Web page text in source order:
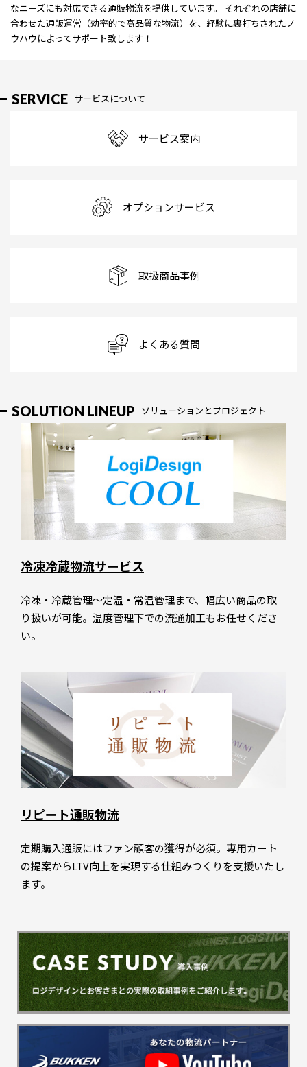
なニーズにも対応できる通販物流を提供しています。 それぞれの店舗に
合わせた通販運営（効率的で高品質な物流）を、経験に裏打ちされたノ
ウハウによってサポート致します！
SERVICE サービスについて
サービス案内
オプションサービス
取扱商品事例
よくある質問
SOLUTION LINEUP ソリューションとプロジェクト
冷凍冷蔵物流サービス
冷凍・冷蔵管理～定温・常温管理まで、幅広い商品の取
り扱いが可能。温度管理下での流通加工もお任せくださ
い。
リピート通販物流
定期購入通販にはファン顧客の獲得が必須。専用カート
の提案からLTV向上を実現する仕組みつくりを支援いたし
ます。